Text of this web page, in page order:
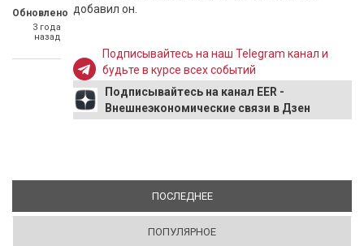
Обновлено
3 года
назад
добавил он.
Подписывайтесь на наш Telegram канал и
будьте в курсе всех событий
Подписывайтесь на канал EER -
Внешнеэкономические связи в Дзен
ПОСЛЕДНЕЕ(АКТИВНАЯ ВКЛАДКА)
ПОПУЛЯРНОЕ